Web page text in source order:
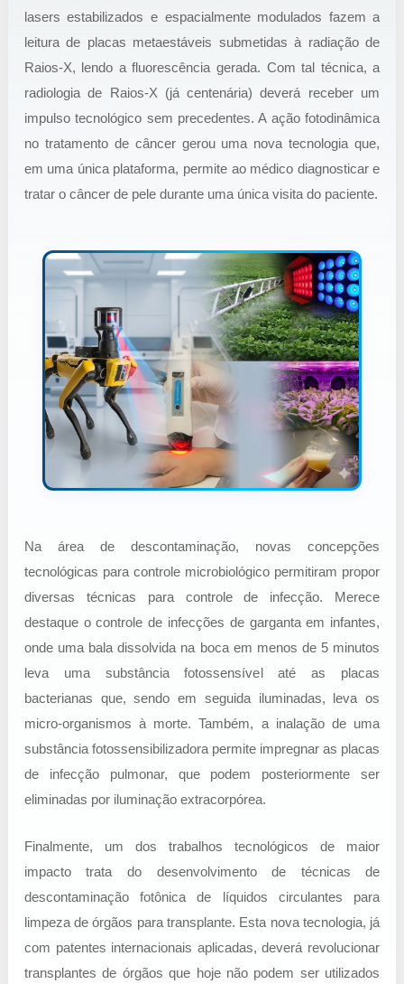
lasers estabilizados e espacialmente modulados fazem a
leitura de placas metaestáveis submetidas à radiação de
Raios-X, lendo a fluorescência gerada. Com tal técnica, a
radiologia de Raios-X (já centenária) deverá receber um
impulso tecnológico sem precedentes. A ação fotodinâmica
no tratamento de câncer gerou uma nova tecnologia que,
em uma única plataforma, permite ao médico diagnosticar e
tratar o câncer de pele durante uma única visita do paciente.
Na área de descontaminação, novas concepções
tecnológicas para controle microbiológico permitiram propor
diversas técnicas para controle de infecção. Merece
destaque o controle de infecções de garganta em infantes,
onde uma bala dissolvida na boca em menos de 5 minutos
leva uma substância fotossensível até as placas
bacterianas que, sendo em seguida iluminadas, leva os
micro-organismos à morte. Também, a inalação de uma
substância fotossensibilizadora permite impregnar as placas
de infecção pulmonar, que podem posteriormente ser
eliminadas por iluminação extracorpórea.
Finalmente, um dos trabalhos tecnológicos de maior
impacto trata do desenvolvimento de técnicas de
descontaminação fotônica de líquidos circulantes para
limpeza de órgãos para transplante. Esta nova tecnologia, já
com patentes internacionais aplicadas, deverá revolucionar
transplantes de órgãos que hoje não podem ser utilizados